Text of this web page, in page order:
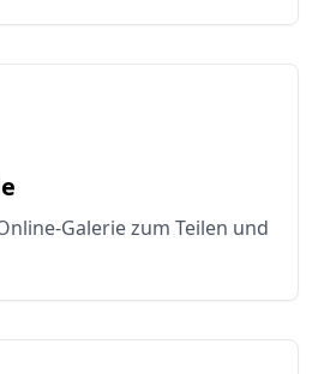
Galerie zum Teilen und